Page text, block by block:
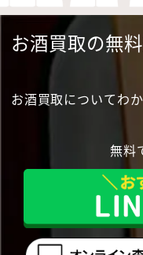
お酒買取の無
お酒買取についてわ
無料